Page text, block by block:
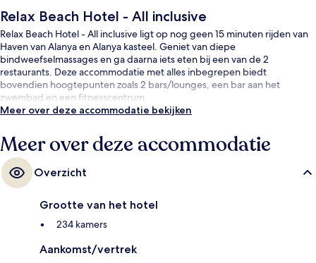
Relax Beach Hotel - All inclusive
Relax Beach Hotel - All inclusive ligt op nog geen 15 minuten rijden van
Haven van Alanya en Alanya kasteel. Geniet van diepe
bindweefselmassages en ga daarna iets eten bij een van de 2
restaurants. Deze accommodatie met alles inbegrepen biedt
bovendien hoogtepunten zoals 2 bars/lounges, een bar aan het
zwembad en een fitnesscentrum.
Meer over deze accommodatie bekijken
Meer over deze accommodatie
Overzicht
Grootte van het hotel
234 kamers
Aankomst/vertrek